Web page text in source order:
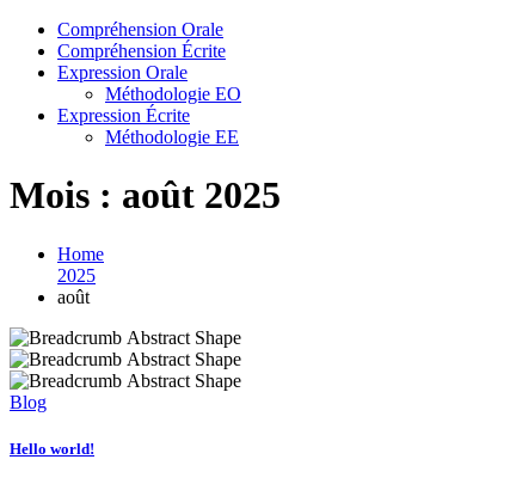
Compréhension Orale
Compréhension Écrite
Expression Orale
Méthodologie EO
Expression Écrite
Méthodologie EE
Mois : août 2025
Home
2025
août
Blog
Hello world!